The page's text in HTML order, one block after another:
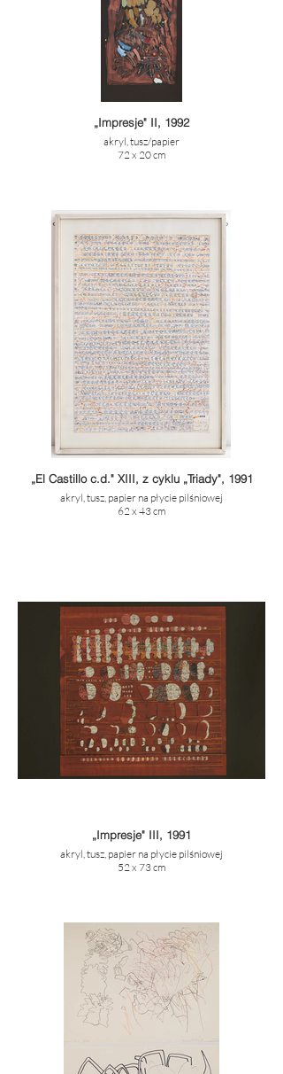
„Impresje" II, 1992
akryl, tusz/papier
72 x 20 cm
„El Castillo c.d." XIII, z cyklu „Triady", 1991
akryl, tusz, papier na płycie pilśniowej
62 x 43 cm
„Impresje" III, 1991
akryl, tusz, papier na płycie pilśniowej
52 x 73 cm